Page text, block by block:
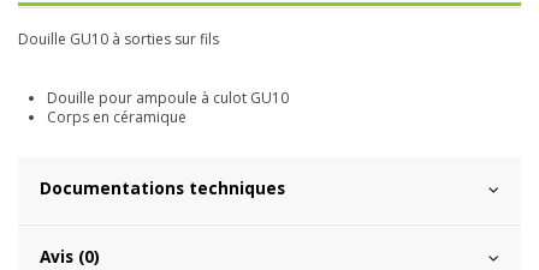
Douille GU10 à sorties sur fils
Douille pour ampoule à culot GU10
Corps en céramique
Documentations techniques
Avis (0)